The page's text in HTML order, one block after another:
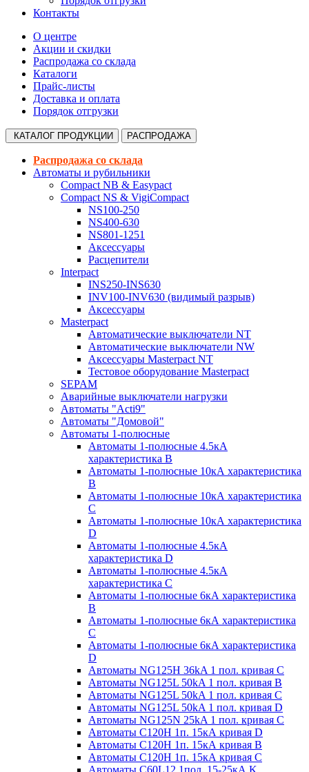
Контакты
О центре
Акции и скидки
Распродажа со склада
Каталоги
Прайс-листы
Доставка и оплата
Порядок отгрузки
КАТАЛОГ ПРОДУКЦИИ РАСПРОДАЖА
Распродажа со склада
Автоматы и рубильники
Compact NB & Easypact
Compact NS & VigiCompact
NS100-250
NS400-630
NS801-1251
Аксессуары
Расцепители
Interpact
INS250-INS630
INV100-INV630 (видимый разрыв)
Аксессуары
Masterpact
Автоматические выключатели NT
Автоматические выключатели NW
Аксессуары Masterpact NT
Тестовое оборудование Masterpact
SEPAM
Аварийные выключатели нагрузки
Автоматы "Acti9"
Автоматы "Домовой"
Автоматы 1-полюсные
Автоматы 1-полюсные 4.5кА
характеристика В
Автоматы 1-полюсные 10кА характеристика
B
Автоматы 1-полюсные 10кА характеристика
C
Автоматы 1-полюсные 10кА характеристика
D
Автоматы 1-полюсные 4.5кА
характеристика D
Автоматы 1-полюсные 4.5кА
характеристика С
Автоматы 1-полюсные 6кА характеристика
B
Автоматы 1-полюсные 6кА характеристика
C
Автоматы 1-полюсные 6кА характеристика
D
Автоматы NG125H 36kA 1 пол. кривая C
Автоматы NG125L 50kA 1 пол. кривая B
Автоматы NG125L 50kA 1 пол. кривая C
Автоматы NG125L 50kA 1 пол. кривая D
Автоматы NG125N 25kA 1 пол. кривая C
Автоматы С120H 1п. 15кА кривая D
Автоматы С120H 1п. 15кА кривая В
Автоматы С120H 1п. 15кА кривая С
Автоматы С60L12 1пол. 15-25кА K